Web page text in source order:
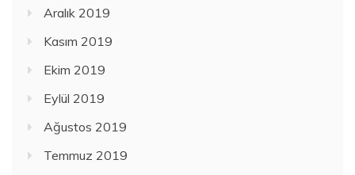
Aralık 2019
Kasım 2019
Ekim 2019
Eylül 2019
Ağustos 2019
Temmuz 2019